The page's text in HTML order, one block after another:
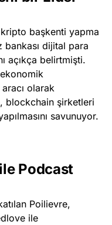
başkenti yapma
dijital para
açıkça belirtmişti.
olarak
blockchain şirketleri
savunuyor.
Podcast
Poilievre,
ile